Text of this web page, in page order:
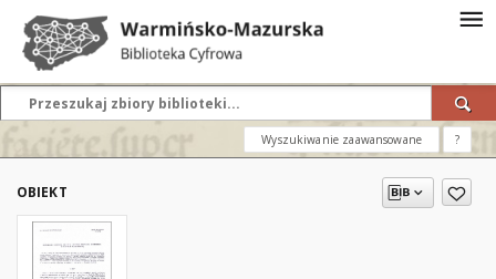
Wyszukiwanie zaawansowane ?
OBIEKT